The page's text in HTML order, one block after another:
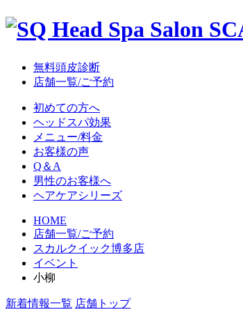
無料頭皮診断
店舗一覧/ご予約
初めての方へ
ヘッドスパ効果
メニュー/料金
お客様の声
Q＆A
男性のお客様へ
ヘアケアシリーズ
HOME
店舗一覧/ご予約
スカルクイック博多店
イベント
小柳
新着情報一覧 店舗トップ